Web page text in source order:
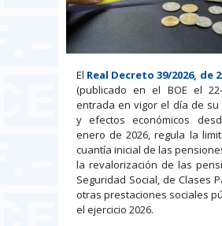
El Real Decreto 39/2026, de
(publicado en el BOE el 22-
entrada en vigor el día de su
y efectos económicos
enero de 2026, regula la
cuantía inicial de las
la revalorización de las
Seguridad Social, de Clases
otras prestaciones sociales
el ejercicio 2026.